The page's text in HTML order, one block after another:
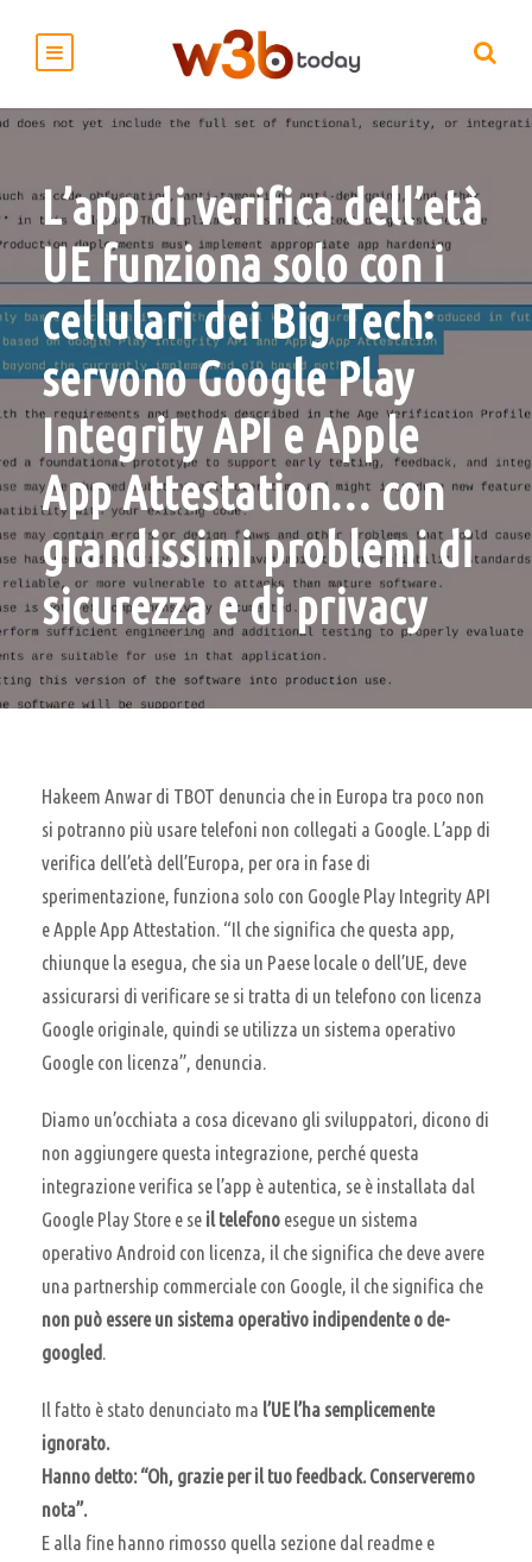
L’app di verifica dell’età
UE funziona solo con i
cellulari dei Big Tech:
servono Google Play
Integrity API e Apple
App Attestation… con
grandissimi problemi di
sicurezza e di privacy
Hakeem Anwar di TBOT denuncia che in Europa tra poco non
si potranno più usare telefoni non collegati a Google. L’app di
verifica dell’età dell’Europa, per ora in fase di
sperimentazione, funziona solo con Google Play Integrity API
e Apple App Attestation. “Il che significa che questa app,
chiunque la esegua, che sia un Paese locale o dell’UE, deve
assicurarsi di verificare se si tratta di un telefono con licenza
Google originale, quindi se utilizza un sistema operativo
Google con licenza”, denuncia.
Diamo un’occhiata a cosa dicevano gli sviluppatori, dicono di
non aggiungere questa integrazione, perché questa
integrazione verifica se l’app è autentica, se è installata dal
Google Play Store e se il telefono esegue un sistema
operativo Android con licenza, il che significa che deve avere
una partnership commerciale con Google, il che significa che
non può essere un sistema operativo indipendente o de-
googled.
Il fatto è stato denunciato ma l’UE l’ha semplicemente
ignorato.
Hanno detto: “Oh, grazie per il tuo feedback. Conserveremo
nota”.
E alla fine hanno rimosso quella sezione dal readme e